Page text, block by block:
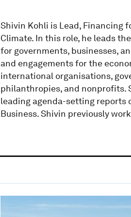
Shivin Kohli is Lead, Financing
Climate. In this role, he leads
for governments, businesses,
and engagements for the
international organisations,
philanthropies, and nonprofits.
leading agenda-setting reports
Business. Shivin previously